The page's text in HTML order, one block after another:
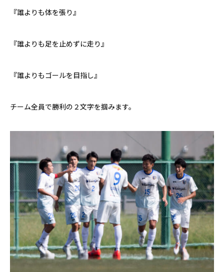
『誰よりも体を張り』
『誰よりも足を止めずに走り』
『誰よりもゴールを目指し』
チーム全員で勝利の２文字を掴みます。